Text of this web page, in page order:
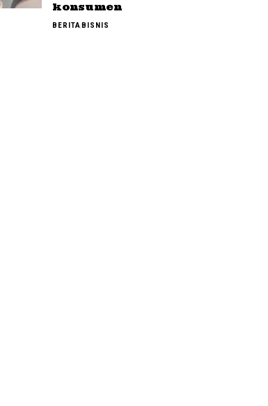
konsumen
BERITABISNIS